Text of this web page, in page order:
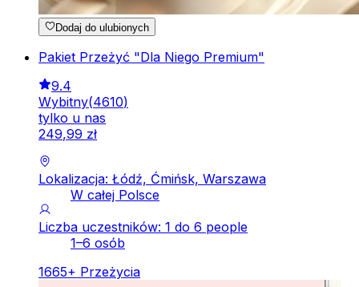
Dodaj do ulubionych
Pakiet Przeżyć "Dla Niego Premium"
9.4
Wybitny(4610)
tylko u nas
249,99 zł
Lokalizacja: Łódź, Ćmińsk, Warszawa
W całej Polsce
Liczba uczestników: 1 do 6 people
1–6 osób
1665+ Przeżycia